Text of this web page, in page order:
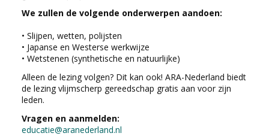
We zullen de volgende onderwerpen aandoen:
• Slijpen, wetten, polijsten
• Japanse en Westerse werkwijze
• Wetstenen (synthetische en natuurlijke)
Alleen de lezing volgen? Dit kan ook! ARA-Nederland biedt
de lezing vlijmscherp gereedschap gratis aan voor zijn
leden.
Vragen en aanmelden:
educatie@aranederland.nl